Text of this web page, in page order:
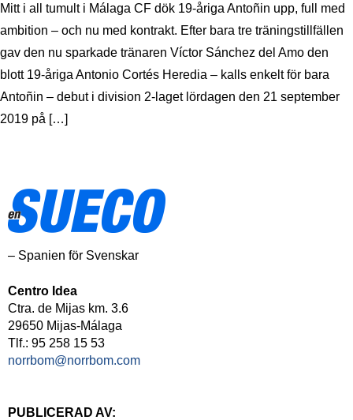
Mitt i all tumult i Málaga CF dök 19-åriga Antoñin upp, full med
ambition – och nu med kontrakt. Efter bara tre träningstillfällen
gav den nu sparkade tränaren Víctor Sánchez del Amo den
blott 19-åriga Antonio Cortés Heredia – kalls enkelt för bara
Antoñin – debut i division 2-laget lördagen den 21 september
2019 på […]
– Spanien för Svenskar
Centro Idea
Ctra. de Mijas km. 3.6
29650 Mijas-Málaga
Tlf.: 95 258 15 53
norrbom@norrbom.com
PUBLICERAD AV: